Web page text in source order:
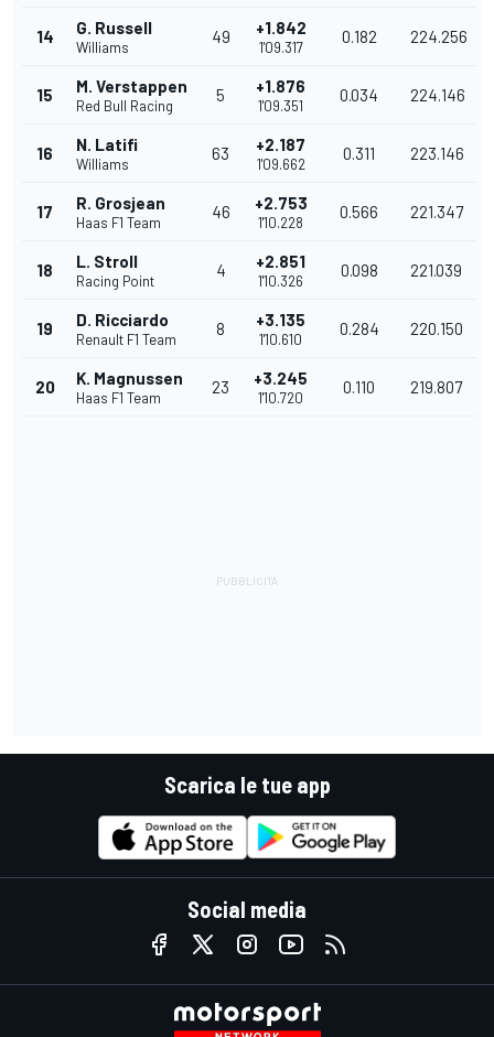
14 G. Russell
Williams
49 +1.842
1'09.317
0.182 224.256
15 M. Verstappen
Red Bull Racing
5 +1.876
1'09.351
0.034 224.146
16 N. Latifi
Williams
63 +2.187
1'09.662
0.311 223.146
17 R. Grosjean
Haas F1 Team
46 +2.753
1'10.228
0.566 221.347
18 L. Stroll
Racing Point
4 +2.851
1'10.326
0.098 221.039
19 D. Ricciardo
Renault F1 Team
8 +3.135
1'10.610
0.284 220.150
20 K. Magnussen
Haas F1 Team
23 +3.245
1'10.720
0.110 219.807
Scarica le tue app
Social media